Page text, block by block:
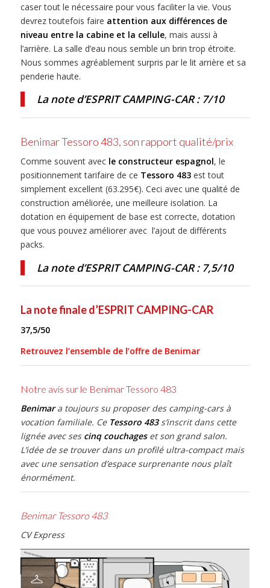
caser tout le nécessaire pour vous faciliter la vie. Vous
devrez toutefois faire attention aux différences de
niveau entre la cabine et la cellule, mais aussi à
l’arrière. La salle d’eau nous semble un brin trop étroite.
Nous sommes agréablement surpris par le lit arrière et sa
penderie haute.
La note d’ESPRIT CAMPING-CAR : 7/10
Benimar Tessoro 483, son rapport qualité/prix
Comme souvent avec le constructeur espagnol, le
positionnement tarifaire de ce Tessoro 483est tout
simplement excellent (63.295€). Ceci avec une qualité de
construction améliorée, une meilleure isolation. La
dotation en équipement de base est correcte, dotation
que vous pouvez améliorer avec l’ajout de différents
packs.
La note d’ESPRIT CAMPING-CAR : 7,5/10
La note finale d’ESPRIT CAMPING-CAR
37,5/50
Retrouvez l’ensemble de l’offre de Benimar
Notre avis sur le Benimar Tessoro 483
Benimara toujours su proposer des camping-cars à
vocation familiale. CeTessoro 483s’inscrit dans cette
lignée avec ses cinq couchageset son grand salon.
L’idée de se trouver dans un profilé ultra-compact mais
avec une sensation d’espace surprenante nous plaît
énormément.
Benimar Tessoro 483
CV Express